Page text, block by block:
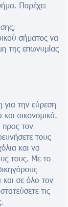
Παρέχει
σήματος να
της επωνυμίας
την εύρεση
οικονομικά.
προς τον
τους
και να
τους. Με το
σε όλο τον
τις